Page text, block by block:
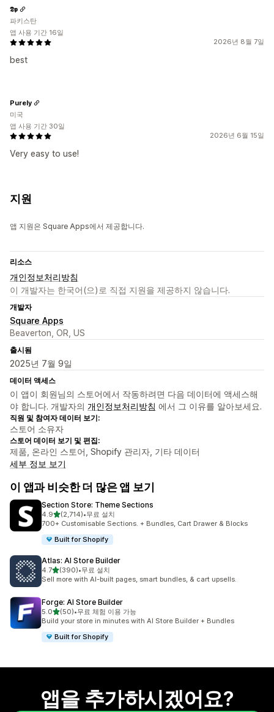
2026년 8월 7일
best
𝕯𝖕
파키스탄
앱 사용 기간 16일
2026년 6월 15일
Very easy to use!
Purely
미국
앱 사용 기간 30일
지원
앱 지원은 Square Apps에서 제공합니다.
리소스
개인정보처리방침
이 개발자는 한국어(으)로 직접 지원을 제공하지 않습니다.
개발자
Square Apps
Beaverton, OR, US
출시됨
2025년 7월 9일
데이터 액세스
이 앱이 회원님의 스토어에서 작동하려면 다음 데이터에 액세스해
야 합니다. 개발자의 개인정보처리방침 에서 그 이유를 알아보세요.
직원 및 참여자 데이터 보기:
스토어 소유자
스토어 데이터 보기 및 편집:
제품, 온라인 스토어, Shopify 관리자, 기타 데이터
세부 정보 보기
이 앱과 비슷한 더 많은 앱 보기
Section Store: Theme Sections
4.9별 5개 중
(2,714)
총 리뷰 2714개
•무료 설치
700+ Customisable Sections. + Bundles, Cart Drawer & Blocks
Built for Shopify
Atlas: AI Store Builder
4.7별 5개 중
(390)
총 리뷰 390개
•무료 설치
Sell more with AI-built pages, smart bundles, & cart upsells.
Forge: AI Store Builder
5.0별 5개 중
(50)
총 리뷰 50개
•무료 체험 이용 가능
Build your store in minutes with AI Store Builder + Bundles
Built for Shopify
앱을 추가하시겠어요?